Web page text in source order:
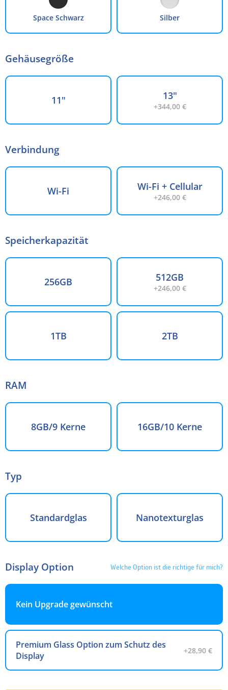
60 Monate 4.99 % 24,09 € 1.445,68 €
beachten Sie, dass die hier angegebenen Beträge und Zinssätze nicht bindend sind. Die finalen
Finanzierungskonditionen entnehmen Sie bitte dem Kreditvertrag, welchen Sie vor Abschluss
Space Schwarz Silber
Gehäusegröße
11" 13"
+344,00 €
Verbindung
Wi-Fi Wi-Fi + Cellular
+246,00 €
Speicherkapazität
256GB 512GB
+246,00 €
1TB 2TB
RAM
8GB/9 Kerne 16GB/10 Kerne
Typ
Standardglas Nanotexturglas
Display Option Welche Option ist die richtige für mich?
Kein Upgrade gewünscht
Premium Glass Option zum Schutz des
Display
+28,90 €